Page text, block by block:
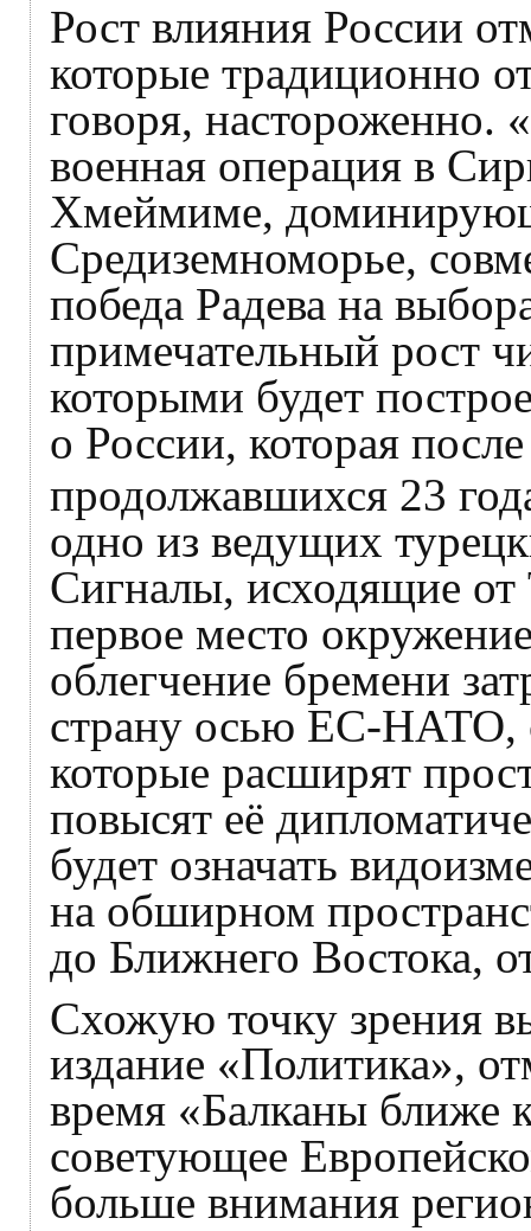
Рост влияния России
которые традиционно
говоря,
военная операция в
Хмеймиме,
Средиземноморье,
победа Радева на
примечательный рост
которыми будет
о России, которая
продолжавшихся 23
одно из ведущих
Сигналы, исходящие от
первое место
облегчение бремени
страну осью ЕС-НАТО,
которые расширят
повысят её
будет означать
на обширном
до Ближнего Востока,
Схожую точку зрения
издание «Политика»,
время «Балканы ближе
советующее
больше внимания